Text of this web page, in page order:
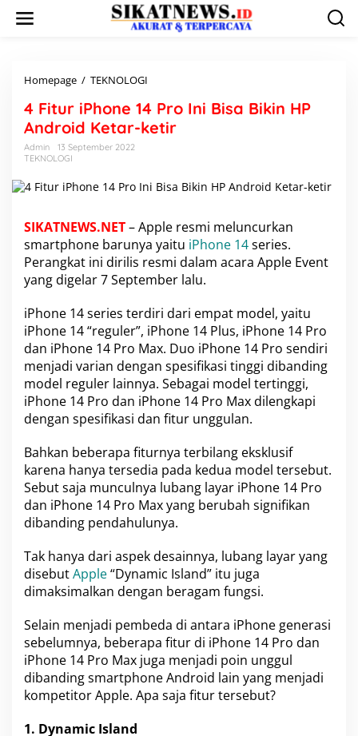
Homepage / TEKNOLOGI
i
t
u
P
h
n
e
1
4
P
o
I
n
i
B
i
s
a
B
k
i
n
H
P
A
d
r
o
i
K
e
t
a
r
-
4 Fitur iPhone 14 Pro Ini Bisa Bikin HP
Android Ketar-ketir
Admin
13 September 2022
TEKNOLOGI
SIKATNEWS.NET– Apple resmi meluncurkan
smartphone barunya yaitu iPhone 14series.
Perangkat ini dirilis resmi dalam acara Apple Event
yang digelar 7 September lalu.
iPhone 14 series terdiri dari empat model, yaitu
iPhone 14 “reguler”, iPhone 14 Plus, iPhone 14 Pro
dan iPhone 14 Pro Max. Duo iPhone 14 Pro sendiri
menjadi varian dengan spesifikasi tinggi dibanding
model reguler lainnya. Sebagai model tertinggi,
iPhone 14 Pro dan iPhone 14 Pro Max dilengkapi
dengan spesifikasi dan fitur unggulan.
Bahkan beberapa fiturnya terbilang eksklusif
karena hanya tersedia pada kedua model tersebut.
Sebut saja munculnya lubang layar iPhone 14 Pro
dan iPhone 14 Pro Max yang berubah signifikan
dibanding pendahulunya.
Tak hanya dari aspek desainnya, lubang layar yang
disebutApple“Dynamic Island” itu juga
dimaksimalkan dengan beragam fungsi.
Selain menjadi pembeda di antara iPhone generasi
sebelumnya, beberapa fitur di iPhone 14 Pro dan
iPhone 14 Pro Max juga menjadi poin unggul
dibanding smartphone Android lain yang menjadi
kompetitor Apple. Apa saja fitur tersebut?
1. Dynamic Island